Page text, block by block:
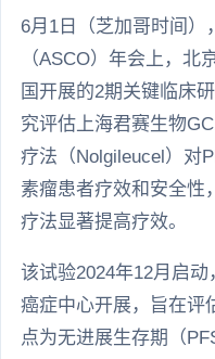
6月1日（芝加哥时间）
（ASCO）年会上，北
国开展的2期关键临床
究评估上海君赛生物
疗法（Nolgileucel）对
素瘤患者疗效和安全性
疗法显著提高疗效。
该试验2024年12月启
癌症中心开展，旨在评
点为无进展生存期（